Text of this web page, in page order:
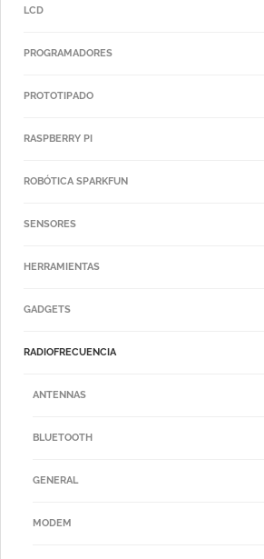
LCD
PROGRAMADORES
PROTOTIPADO
RASPBERRY PI
ROBÓTICA SPARKFUN
SENSORES
HERRAMIENTAS
GADGETS
RADIOFRECUENCIA
ANTENNAS
BLUETOOTH
GENERAL
MODEM